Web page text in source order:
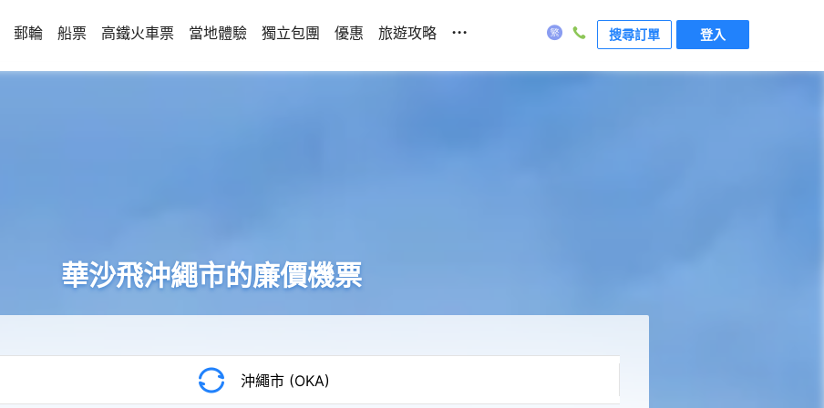
郵輪 船票 高鐵火車票 當地體驗 獨立包團 優惠 旅遊攻略 ... 搜尋訂單 登入
華沙飛沖繩市的廉價機票